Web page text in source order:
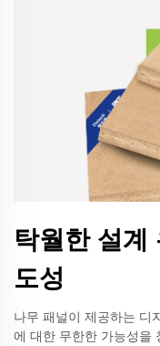
탁월한 설계
도성
나무 패널이 제공하는 디
에 대한 무한한 가능성을